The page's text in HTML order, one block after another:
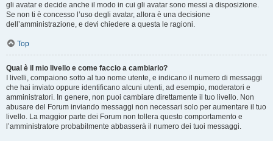
gli avatar e decide anche il modo in cui gli avatar sono messi a disposizione.
Se non ti è concesso l’uso degli avatar, allora è una decisione
dell’amministrazione, e devi chiedere a questa le ragioni.
Top
Qual è il mio livello e come faccio a cambiarlo?
I livelli, compaiono sotto al tuo nome utente, e indicano il numero di messaggi
che hai inviato oppure identificano alcuni utenti, ad esempio, moderatori e
amministratori. In genere, non puoi cambiare direttamente il tuo livello. Non
abusare del Forum inviando messaggi non necessari solo per aumentare il tuo
livello. La maggior parte dei Forum non tollera questo comportamento e
l’amministratore probabilmente abbasserà il numero dei tuoi messaggi.